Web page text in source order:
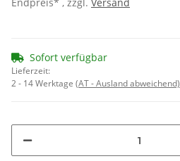
Sofort verfügbar
Lieferzeit:
2 - 14 Werktage (AT - Ausland abweichend)